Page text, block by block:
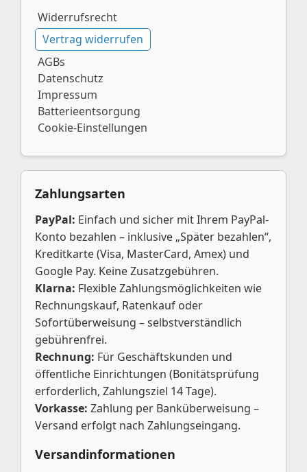
Widerrufsrecht
Vertrag widerrufen
AGBs
Datenschutz
Impressum
Batterieentsorgung
Cookie-Einstellungen
Zahlungsarten
PayPal: Einfach und sicher mit Ihrem PayPal-
Konto bezahlen – inklusive „Später bezahlen“,
Kreditkarte (Visa, MasterCard, Amex) und
Google Pay. Keine Zusatzgebühren.
Klarna: Flexible Zahlungsmöglichkeiten wie
Rechnungskauf, Ratenkauf oder
Sofortüberweisung – selbstverständlich
gebührenfrei.
Rechnung: Für Geschäftskunden und
öffentliche Einrichtungen (Bonitätsprüfung
erforderlich, Zahlungsziel 14 Tage).
Vorkasse: Zahlung per Banküberweisung –
Versand erfolgt nach Zahlungseingang.
Versandinformationen